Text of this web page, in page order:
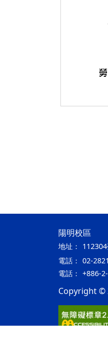
陽明校區
地址：
電話： 02-
電話： +886-
Copyright ©